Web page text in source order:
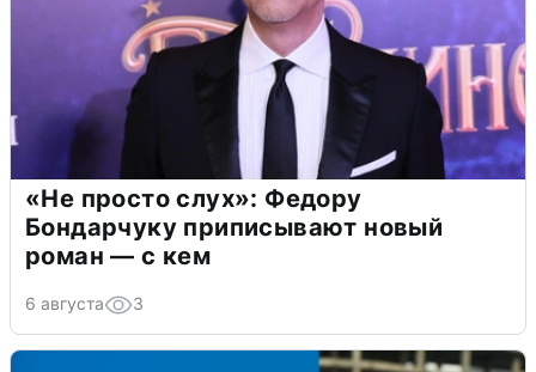
«Не просто слух»: Федору
Бондарчуку приписывают новый
роман — с кем
6 августа 3